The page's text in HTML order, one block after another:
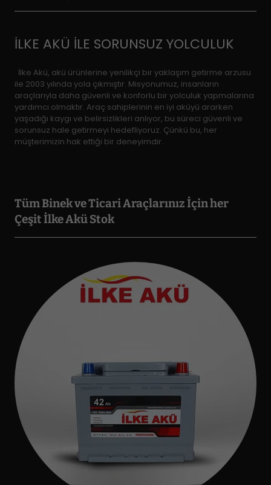
İLKE AKÜ İLE SORUNSUZ YOLCULUK
İlke Akü, akü ürünlerine yenilikçi bir yaklaşım getirme arzusu
ile 2003 yılında yola çıkmıştır. Misyonumuz, insanların
araçlarıyla daha güvenli ve konforlu bir yolculuk yapmalarına
yardımcı olmaktır. Araç sahiplerinin en iyi aküyü ararken
yaşadığı kaygı ve belirsizlikleri anlıyor, bu süreci güvenli ve
sorunsuz hale getirmeyi hedefliyoruz. Çünkü bu, her
müşterimizin hak ettiği bir deneyimdir.
Tüm Binek ve Ticari Araçlarınız İçin her
Çeşit İlke Akü Stok